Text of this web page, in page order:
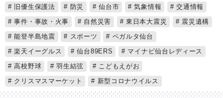
旧優生保護法
防災 仙台市 気象情報
交通情報
事件・事故・火事
自然災害 東日本大震災
震災遺構
能登半島地震
スポーツ
ベガルタ仙台
楽天イーグルス
仙台89ERS
マイナビ仙台レディース
高校野球
羽生結弦
こどもえがお
クリスマスマーケット
新型コロナウイルス